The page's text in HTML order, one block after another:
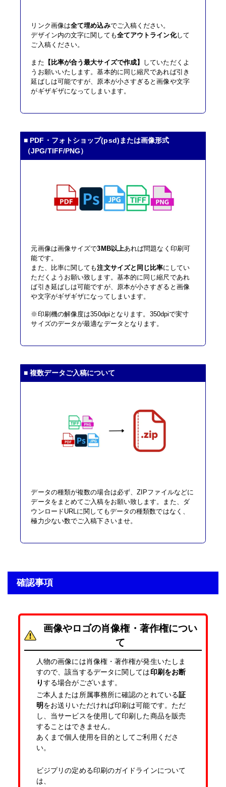
入稿・校了から3時間（要確認）
特急便 円
屋内用A版サイズ/マットラミネートパネル
A0サイズ パネル(白)
半光沢紙＋マットラミ＋7mmスチレンパネル
入稿・校了から3日後発送
16時までの入稿・校了で当日発送
通常便 円
入稿・校了から3時間（要確認）
特急便
A1サイズ パネル(白)
A1(594mm×841mm)
入稿・校了から3日後発送
16時までの入稿・校了で当日発送
通常便 円
A2サイズ パネル(白)
半光沢紙＋マットラミ＋7mmスチレンパネル
A2(420mm×594mm)
▶ その他の仕様
入稿・校了から3日後発送
激安便 円
16時までの入稿・校了で当日発送
通常便
入稿・校了から3時間（要確認）
リンク画像は全て埋め込みでご入稿ください。
デザイン内の文字に関しても全てアウトライン化して
ご入稿ください。
また 【比率が合う最大サイズで作成】
していただくよ
うお願いいたします。基本的に同じ縮尺であれば引き
延ばしは可能ですが、原本が小さすぎると画像や文字
がギザギザになってしまいます。
■ PDF・フォトショップ(psd)または画像形式
（JPG/TIFF/PNG）
元画像は画像サイズで3MB以上あれば問題なく印刷可
能です。
また、比率に関しても注文サイズと同じ比率にしてい
ただくようお願い致します。基本的に同じ縮尺であれ
ば引き延ばしは可能ですが、原本が小さすぎると画像
や文字がギザギザになってしまいます。
※印刷機の解像度は350dpiとなります。350dpiで実寸
サイズのデータが最適なデータとなります。
■ 複数データご入稿について
データの種類が複数の場合は必ず、ZIPファイルなどに
データをまとめてご入稿をお願い致します。また、ダ
ウンロードURLに関してもデータの種類数ではなく、
極力少ない数でご入稿下さいませ。
確認事項
画像やロゴの肖像権・著作権につい
て
人物の画像には肖像権・著作権が発生いたしま
すので、該当するデータに関しては印刷をお断
りする場合がございます。
ご本人または所属事務所に確認のとれている証
明をお送りいただければ印刷は可能です。ただ
し、当サービスを使用して印刷した商品を販売
することはできません。
あくまで個人使用を目的としてご利用くださ
い。
ビジプリの定める印刷のガイドラインについて
は、